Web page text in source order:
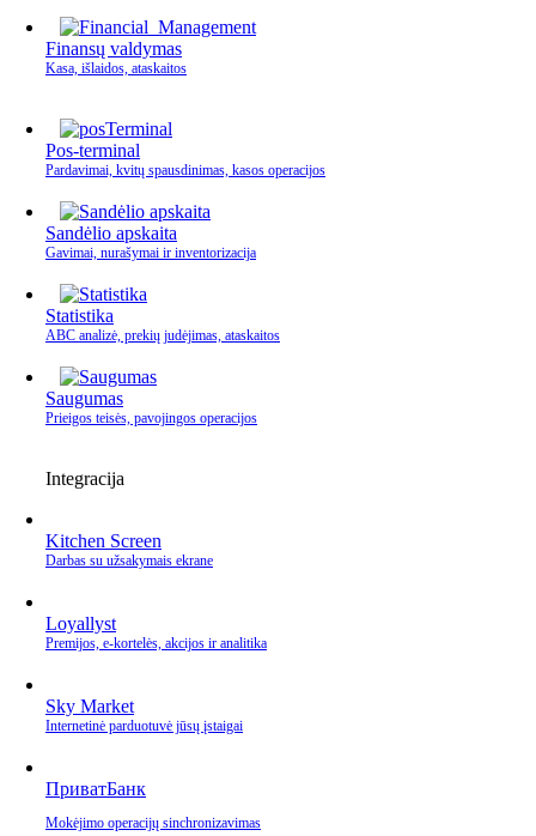
Finansų valdymas
Kasa, išlaidos, ataskaitos
Pos-terminal
Pardavimai, kvitų spausdinimas, kasos operacijos
Sandėlio apskaita
Gavimai, nurašymai ir inventorizacija
Statistika
ABC analizė, prekių judėjimas, ataskaitos
Saugumas
Prieigos teisės, pavojingos operacijos
Integracija
Kitchen Screen
Darbas su užsakymais ekrane
Loyallyst
Premijos, e‑kortelės, akcijos ir analitika
Sky Market
Internetinė parduotuvė jūsų įstaigai
ПриватБанк
Mokėjimo operacijų sinchronizavimas